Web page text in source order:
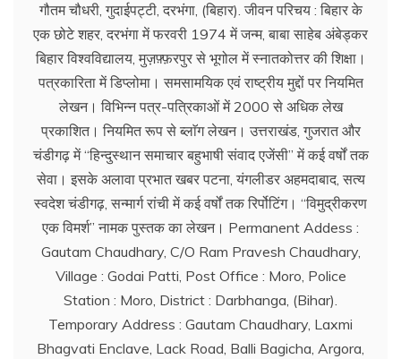
गौतम चौधरी, गुदाईपट्टी, दरभंगा, (बिहार). जीवन परिचय : बिहार के
एक छोटे शहर, दरभंगा में फरवरी 1974 में जन्म, बाबा साहेब अंबेड्कर
बिहार विश्वविद्यालय, मुज़फ़्फ़रपुर से भूगोल में स्नातकोत्तर की शिक्षा।
पत्रकारिता में डिप्लोमा। समसामयिक एवं राष्ट्रीय मुद्दों पर नियमित
लेखन। विभिन्न पत्र-पत्रिकाओं में 2000 से अधिक लेख
प्रकाशित। नियमित रूप से ब्लाॅग लेखन। उत्तराखंड, गुजरात और
चंडीगढ़ में ‘‘हिन्दुस्थान समाचार बहुभाषी संवाद एजेंसी’’ में कई वर्षों तक
सेवा। इसके अलावा प्रभात खबर पटना, यंगलीडर अहमदाबाद, सत्य
स्वदेश चंडीगढ़, सन्मार्ग रांची में कई वर्षों तक रिर्पोटिंग। ‘‘विमुद्रीकरण
एक विमर्श’’ नामक पुस्तक का लेखन। Permanent Addess :
Gautam Chaudhary, C/O Ram Pravesh Chaudhary,
Village : Godai Patti, Post Office : Moro, Police
Station : Moro, District : Darbhanga, (Bihar).
Temporary Address : Gautam Chaudhary, Laxmi
Bhagvati Enclave, Lack Road, Balli Bagicha, Argora,